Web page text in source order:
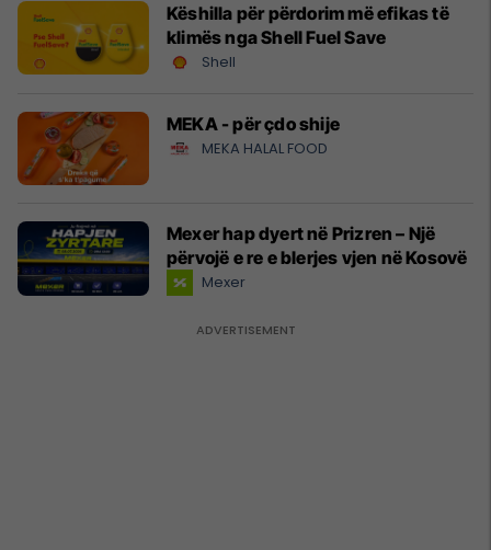
Këshilla për përdorim më efikas të
klimës nga Shell Fuel Save
Shell
MEKA - për çdo shije
MEKA HALAL FOOD
Mexer hap dyert në Prizren – Një
përvojë e re e blerjes vjen në Kosovë
Mexer